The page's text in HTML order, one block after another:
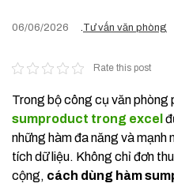
06/06/2026 Tư vấn văn phòng
Rate this post
Trong bộ công cụ văn phòng
sumproduct trong excel
những hàm đa năng và mạnh
tích dữ liệu. Không chỉ đơn
cộng, cách dùng hàm